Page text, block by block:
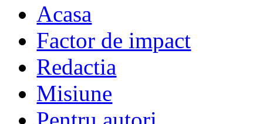
Acasa
Factor de impact
Redactia
Misiune